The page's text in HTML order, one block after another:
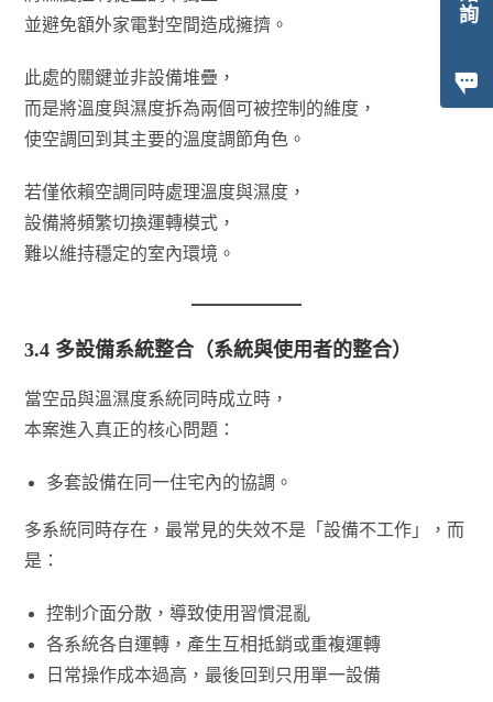
並避免額外家電對空間造成擁擠。
此處的關鍵並非設備堆疊，
而是將溫度與濕度拆為兩個可被控制的維度，
使空調回到其主要的溫度調節角色。
若僅依賴空調同時處理溫度與濕度，
設備將頻繁切換運轉模式，
難以維持穩定的室內環境。
3.4 多設備系統整合（系統與使用者的整合）
當空品與溫濕度系統同時成立時，
本案進入真正的核心問題：
多套設備在同一住宅內的協調。
多系統同時存在，最常見的失效不是「設備不工作」，而
是：
控制介面分散，導致使用習慣混亂
各系統各自運轉，產生互相抵銷或重複運轉
日常操作成本過高，最後回到只用單一設備